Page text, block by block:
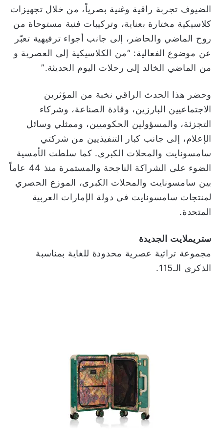
الضيوف تجربة راقية وغنية بصرياً، من خلال تجهيزات
كلاسيكية مختارة بعناية، وتركيبات فنية مستوحاة من
روح الماضي والحاضر، إلى جانب أجواء ترفيهية تعبّر
عن موضوع الفعالية: “من الكلاسيكية إلى العصرية و
من الماضي الخالد إلى رحلات اليوم الحديثة.”
وحضر هذا الحدث الراقي نخبة من المؤثرين
الاجتماعيين البارزين، وقادة الصناعة، وشركاء
التجزئة، والمسؤولين الحكوميين، وممثلي وسائل
الإعلام، إلى جانب كبار التنفيذيين من شركتي
سامسونايت والمحلات الكبرى. كما سلطت الأمسية
الضوء على الشراكة الناجحة والمستمرة منذ 44 عاماً
بين سامسونايت والمحلات الكبرى، الموزع الحصري
لمنتجات سامسونايت في دولة الإمارات العربية
المتحدة.
ستريملايت الجديدة
مجموعة تراثية عصرية محدودة للغاية بمناسبة
الذكرى الـ115.